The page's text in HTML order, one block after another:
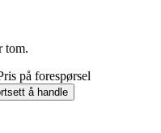
tom.
på forespørsel
å handle